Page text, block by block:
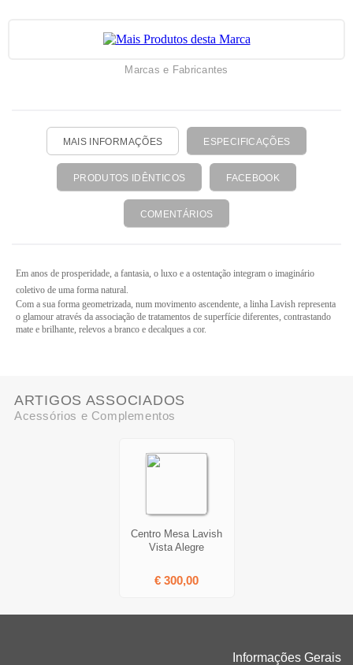
Marcas e Fabricantes
MAIS INFORMAÇÕES ESPECIFICAÇÕES
PRODUTOS IDÊNTICOS FACEBOOK
COMENTÁRIOS
Em anos de prosperidade, a fantasia, o luxo e a ostentação integram o imaginário
coletivo de uma forma natural.
Com a sua forma geometrizada, num movimento ascendente, a linha Lavish representa
o glamour através da associação de tratamentos de superfície diferentes, contrastando
mate e brilhante, relevos a branco e decalques a cor.
ARTIGOS ASSOCIADOS
Acessórios e Complementos
Centro Mesa Lavish
Vista Alegre
€ 300,00
Informações Gerais